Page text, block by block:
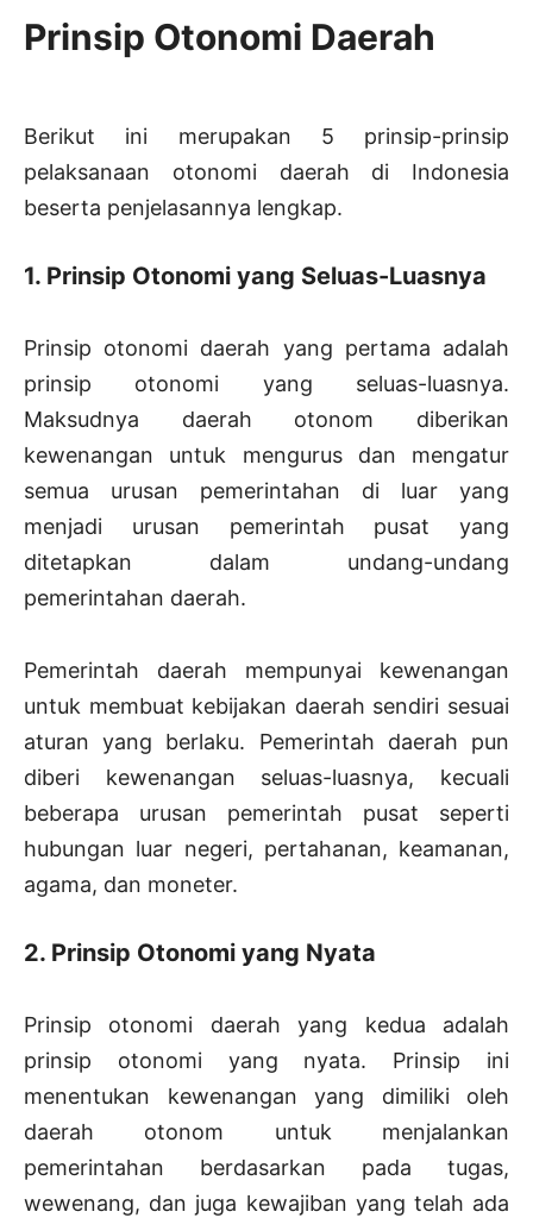
Prinsip Otonomi Daerah
Berikut ini merupakan 5 prinsip-prinsip
pelaksanaan otonomi daerah di Indonesia
beserta penjelasannya lengkap.
1. Prinsip Otonomi yang Seluas-Luasnya
Prinsip otonomi daerah yang pertama adalah
prinsip otonomi yang seluas-luasnya.
Maksudnya daerah otonom diberikan
kewenangan untuk mengurus dan mengatur
semua urusan pemerintahan di luar yang
menjadi urusan pemerintah pusat yang
ditetapkan dalam undang-undang
pemerintahan daerah.
Pemerintah daerah mempunyai kewenangan
untuk membuat kebijakan daerah sendiri sesuai
aturan yang berlaku. Pemerintah daerah pun
diberi kewenangan seluas-luasnya, kecuali
beberapa urusan pemerintah pusat seperti
hubungan luar negeri, pertahanan, keamanan,
agama, dan moneter.
2. Prinsip Otonomi yang Nyata
Prinsip otonomi daerah yang kedua adalah
prinsip otonomi yang nyata. Prinsip ini
menentukan kewenangan yang dimiliki oleh
daerah otonom untuk menjalankan
pemerintahan berdasarkan pada tugas,
wewenang, dan juga kewajiban yang telah ada